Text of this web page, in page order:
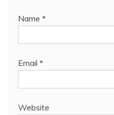
Name *
Email *
Website